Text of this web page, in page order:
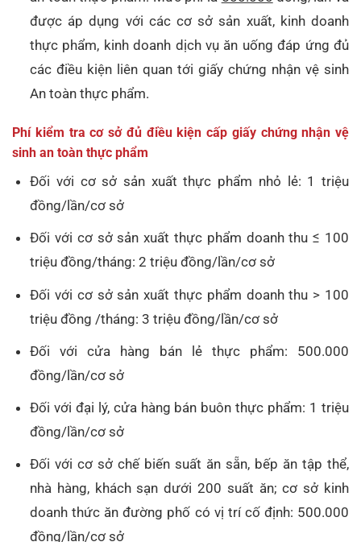
được áp dụng với các cơ sở sản xuất, kinh doanh
thực phẩm, kinh doanh dịch vụ ăn uống đáp ứng đủ
các điều kiện liên quan tới giấy chứng nhận vệ sinh
An toàn thực phẩm.
Phí kiểm tra cơ sở đủ điều kiện cấp giấy chứng nhận vệ
sinh an toàn thực phẩm
Đối với cơ sở sản xuất thực phẩm nhỏ lẻ: 1 triệu
đồng/lần/cơ sở
Đối với cơ sở sản xuất thực phẩm doanh thu ≤ 100
triệu đồng/tháng: 2 triệu đồng/lần/cơ sở
Đối với cơ sở sản xuất thực phẩm doanh thu > 100
triệu đồng /tháng: 3 triệu đồng/lần/cơ sở
Đối với cửa hàng bán lẻ thực phẩm: 500.000
đồng/lần/cơ sở
Đối với đại lý, cửa hàng bán buôn thực phẩm: 1 triệu
đồng/lần/cơ sở
Đối với cơ sở chế biến suất ăn sẵn, bếp ăn tập thể,
nhà hàng, khách sạn dưới 200 suất ăn; cơ sở kinh
doanh thức ăn đường phố có vị trí cố định: 500.000
đồng/lần/cơ sở